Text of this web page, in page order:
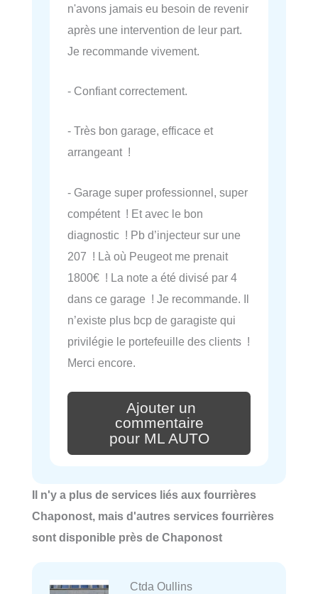
n'avons jamais eu besoin de revenir
après une intervention de leur part.
Je recommande vivement.
- Confiant correctement.
- Très bon garage, efficace et
arrangeant !
- Garage super professionnel, super
compétent ! Et avec le bon
diagnostic ! Pb d’injecteur sur une
207 ! Là où Peugeot me prenait
1800€ ! La note a été divisé par 4
dans ce garage ! Je recommande. Il
n’existe plus bcp de garagiste qui
privilégie le portefeuille des clients !
Merci encore.
Ajouter un
commentaire
pour ML AUTO
Il n'y a plus de services liés aux fourrières
Chaponost, mais d'autres services fourrières
sont disponible près de Chaponost
Ctda Oullins